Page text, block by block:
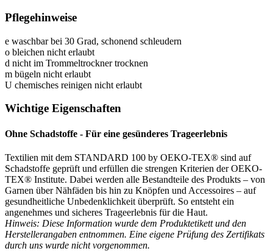
Pflegehinweise
e waschbar bei 30 Grad, schonend schleudern
o bleichen nicht erlaubt
d nicht im Trommeltrockner trocknen
m bügeln nicht erlaubt
U chemisches reinigen nicht erlaubt
Wichtige Eigenschaften
Ohne Schadstoffe - Für eine gesünderes Trageerlebnis
Textilien mit dem STANDARD 100 by OEKO-TEX® sind auf
Schadstoffe geprüft und erfüllen die strengen Kriterien der OEKO-
TEX® Institute. Dabei werden alle Bestandteile des Produkts – von
Garnen über Nähfäden bis hin zu Knöpfen und Accessoires – auf
gesundheitliche Unbedenklichkeit überprüft. So entsteht ein
angenehmes und sicheres Trageerlebnis für die Haut.
Hinweis: Diese Information wurde dem Produktetikett und den
Herstellerangaben entnommen. Eine eigene Prüfung des Zertifikats
durch uns wurde nicht vorgenommen.